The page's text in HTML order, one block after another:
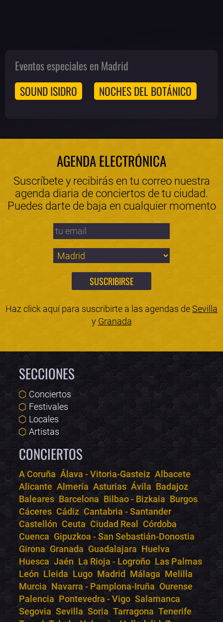
Eventos especiales en Madrid
SOUND ISIDRO
NOCHES DEL BOTÁNICO
AGENDA ELECTRÓNICA
Suscríbete y recibirás en tu correo nuestra
agenda diaria de conciertos de tu ciudad.
Puedes darte de baja en cualquier momento
Haz click aquí para suscribirte a las agendas deSevilla
y Granada
SECCIONES
Conciertos
Festivales
Locales
Artistas
CONCIERTOS
A Coruña Álava - Vitoria-Gasteiz Albacete
Alicante Almería Asturias Ávila Badajoz
Baleares Barcelona Bilbao - Bizkaia Burgos
Cáceres Cádiz Cantabria - Santander
Castellón Ceuta Ciudad Real
Córdoba
Cuenca Gipuzkoa - San Sebastián-Donostia
Girona Granada Guadalajara Huelva
Huesca Jaén La Rioja - Logroño Las Palmas
León Lleida Lugo Madrid Málaga Melilla
Murcia Navarra - Pamplona-Iruña Ourense
Palencia Pontevedra - Vigo Salamanca
Segovia Sevilla Soria Tarragona Tenerife
Bololoco · conciertos.club
Online · Te ayudo a encontrar conciertos